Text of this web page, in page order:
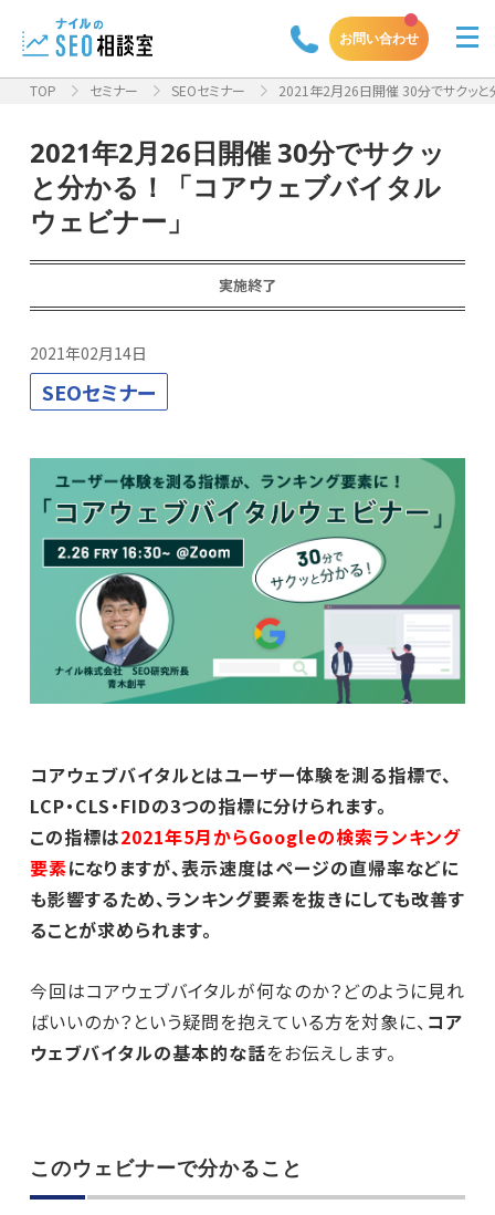
お問い合わせ
TOP セミナー SEOセミナー 2021年2月26日開催 30分でサクッと
2021年2月26日開催 30分でサクッ
と分かる！「コアウェブバイタル
ウェビナー」
実施終了
2021年02月14日
SEOセミナー
コアウェブバイタルとはユーザー体験を測る指標で、
LCP・CLS・FIDの3つの指標に分けられます。
この指標は2021年5月からGoogleの検索ランキング
要素になりますが、表示速度はページの直帰率などに
も影響するため、ランキング要素を抜きにしても改善す
ることが求められます。
今回はコアウェブバイタルが何なのか？どのように見れ
ばいいのか？という疑問を抱えている方を対象に、 コア
ウェブバイタルの基本的な話をお伝えします。
このウェビナーで分かること